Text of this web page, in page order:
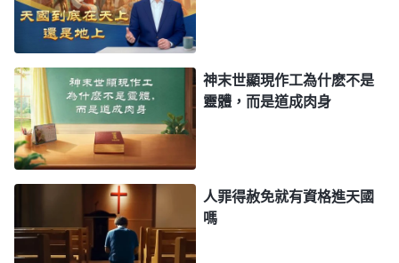
心為主花費，也能受苦付代價，也能忍耐不發怨言，
但心靈深處能真實順服神嗎？能真實愛神嗎？有許多
人看不透這事。人為了得福、為了進天國、為了得賞
賜，都能做許多好事，但這好行為裏摻雜的是什麽東
西啊？有没有交易的摻雜、存心的摻雜？如果灾難臨
到了還没有被提，反而落在灾難中，會不會向神發怨
言？會不會埋怨神、否認神啊？神作的如果合人的觀
念，人會感謝神、贊美神，如果神作的工作不合人觀
念、不如人的意，人會不會論斷神、定罪神呢？比
神末世顯現作工為什麽不是
靈體，而是道成肉身
人罪得赦免就有資格進天國
嗎